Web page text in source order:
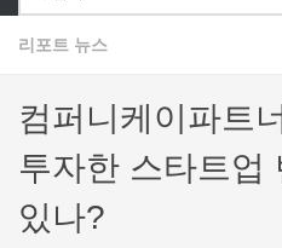
색:
리포트 뉴스
컴퍼니케이파트
투자한 스타트업
있나?